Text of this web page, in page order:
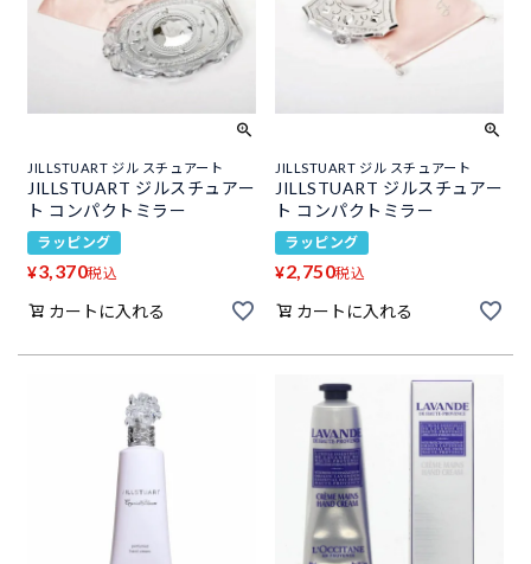
JILLSTUART ジル スチュアート
JILLSTUART ジルスチュアー
ト コンパクトミラー
ラッピング
¥3,370税込
カートに入れる
JILLSTUART ジル スチュアート
JILLSTUART ジルスチュアー
ト コンパクトミラー
ラッピング
¥2,750税込
カートに入れる